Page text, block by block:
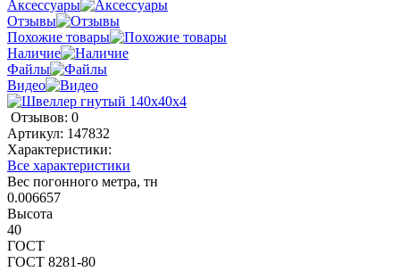
Аксессуары
Отзывы
Похожие товары
Наличие
Файлы
Видео
Отзывов: 0
Артикул: 147832
Характеристики:
Все характеристики
Вес погонного метра, тн
0.006657
Высота
40
ГОСТ
ГОСТ 8281-80